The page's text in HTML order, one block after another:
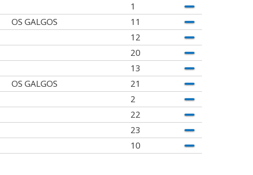
1
OS GALGOS
11
12
20
13
OS GALGOS
21
2
22
23
10